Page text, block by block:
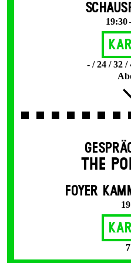
19:30
- / 24 / 32 /
THE
FOYER